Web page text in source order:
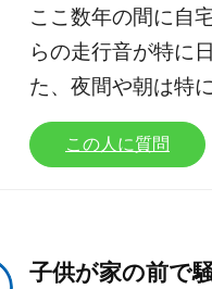
ここ数年の間に自
らの走行音が特に
た、夜間や朝は特
この人に質問
子供が家の前で